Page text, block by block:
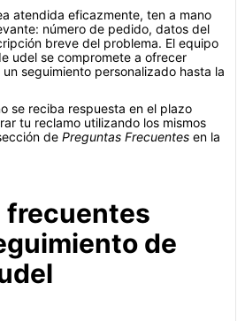
atendida eficazmente, ten a mano
número de pedido, datos del
breve del problema. El equipo
udel se compromete a ofrecer
seguimiento personalizado hasta la
se reciba respuesta en el plazo
tu reclamo utilizando los mismos
de Preguntas Frecuentes en la
frecuentes
de